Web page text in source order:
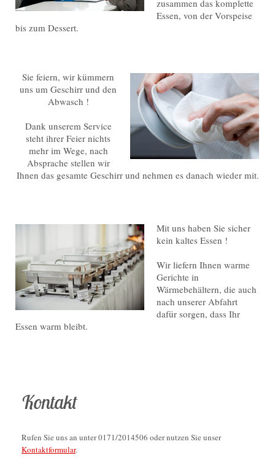
zusammen das komplette
Essen, von der Vorspeise
bis zum Dessert.
Sie feiern, wir kümmern
uns um Geschirr und den
Abwasch !
Dank unserem Service
steht ihrer Feier nichts
mehr im Wege, nach
Absprache stellen wir
Ihnen das gesamte Geschirr und nehmen es danach wieder mit.
Mit uns haben Sie sicher
kein kaltes Essen !
Wir liefern Ihnen warme
Gerichte in
Wärmebehältern, die auch
nach unserer Abfahrt
dafür sorgen, dass Ihr
Essen warm bleibt.
Kontakt
Rufen Sie uns an unter 0171/2014506 oder nutzen Sie unser
Kontaktformular.